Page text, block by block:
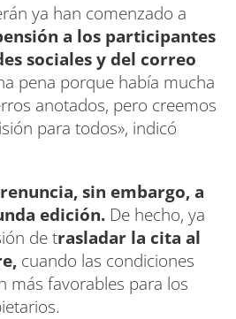
ya han comenzado a
a los participantes
sociales y del correo
pena porque había mucha
anotados, pero creemos
para todos», indicó
sin embargo, a
edición. De hecho, ya
de trasladar la cita al
cuando las condiciones
más favorables para los